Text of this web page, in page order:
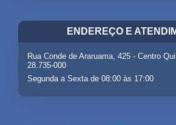
ENDEREÇO E
Rua Conde de Araruama, 425 - Centro
28.735-000
Segunda a Sexta de 08:00 às 17:00